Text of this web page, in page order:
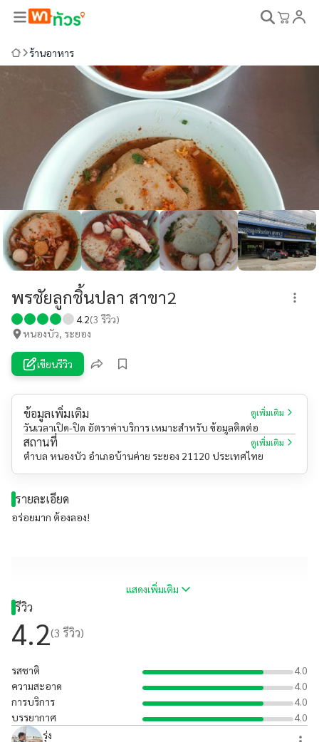
ร้านอาหาร
พรชัยลูกชิ้นปลา สาขา2
4.2(3 รีวิว)
หนองบัว, ระยอง
เขียนรีวิว
ข้อมูลเพิ่มเติม ดูเพิ่มเติม
วันเวลาเปิด-ปิด อัตราค่าบริการ เหมาะสำหรับ ข้อมูลติดต่อ
สถานที่ ดูเพิ่มเติม
ตำบล หนองบัว อำเภอบ้านค่าย ระยอง 21120 ประเทศไทย
รายละเอียด
อร่อยมาก ต้องลอง!
แสดงเพิ่มเติม
รีวิว
4.2(3 รีวิว)
รสชาติ
4.0
ความสะอาด
4.0
การบริการ
4.0
บรรยากาศ
4.0
รุ่ง